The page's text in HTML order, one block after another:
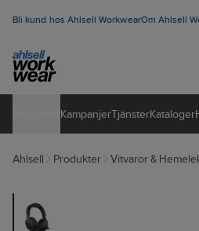
Bli kund hos Ahlsell WorkwearOm Ahlsell
KampanjerTjänsterKataloger
Ahlsell Produkter Vitvaror &